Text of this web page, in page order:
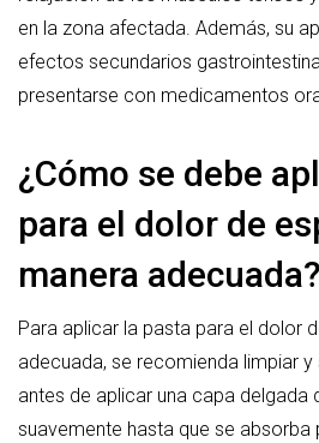
en la zona afectada. Además, su
efectos secundarios
presentarse con medicamentos
¿Cómo se debe
para el dolor de
manera adecuada?
Para aplicar la pasta para el dolor
adecuada, se recomienda limpiar
antes de aplicar una capa delgada
suavemente hasta que se